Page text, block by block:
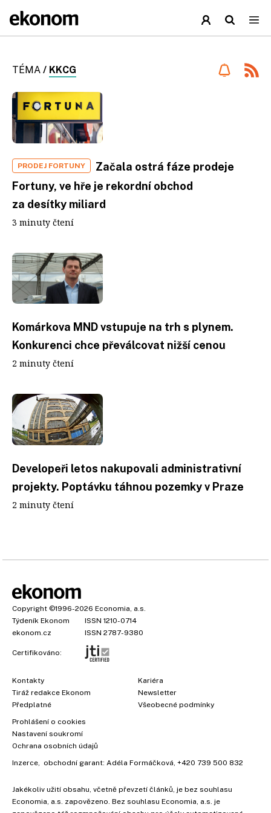
TÉMA / KKCG
PRODEJ FORTUNY
Začala ostrá fáze prodeje
Fortuny, ve hře je rekordní obchod
za desítky miliard
3 minuty čtení
Komárkova MND vstupuje na trh s plynem.
Konkurenci chce převálcovat nižší cenou
2 minuty čtení
Developeři letos nakupovali administrativní
projekty. Poptávku táhnou pozemky v Praze
2 minuty čtení
Copyright ©1996-2026 Economia, a.s.
Týdeník Ekonom
ISSN 1210-0714
ekonom.cz
ISSN 2787-9380
Certifikováno:
Kontakty
Tiráž redakce Ekonom
Předplatné
Kariéra
Newsletter
Všeobecné podmínky
Prohlášení o cookies
Nastavení soukromí
Ochrana osobních údajů
Inzerce , obchodní garant: Adéla Formáčková +420 739 500 832
Jakékoliv užití obsahu, včetně převzetí článků, je bez souhlasu
Economia, a.s. zapovězeno. Bez souhlasu Economia, a.s. je